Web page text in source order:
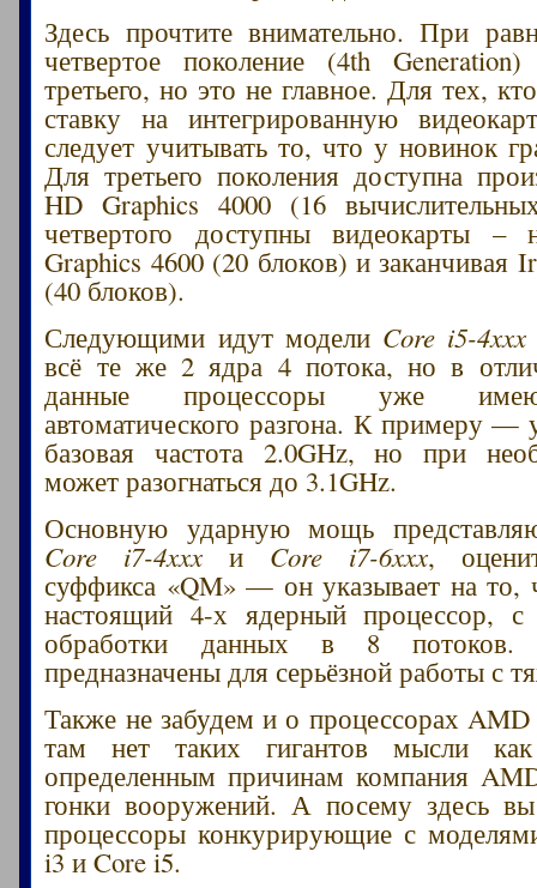
Здесь прочтите внимательно. При
четвертое поколение (4th
третьего, но это не главное. Для тех,
ставку на интегрированную
следует учитывать то, что у новинок
Для третьего поколения доступна
HD Graphics 4000 (16
четвертого доступны видеокарты –
Graphics 4600 (20 блоков) и заканчивая
(40 блоков).
Следующими идут модели Core i5-4xxx
всё те же 2 ядра 4 потока, но в
данные процессоры уже
автоматического разгона. К примеру —
базовая частота 2.0GHz, но при
может разогнаться до 3.1GHz.
Основную ударную мощь
Core i7-4xxx и Core i7-6xxx,
суффикса «QM» — он указывает на то,
настоящий 4-х ядерный процессор, с
обработки данных в 8
предназначены для серьёзной работы с
Также не забудем и о процессорах AMD
там нет таких гигантов мысли
определенным причинам компания
гонки вооружений. А посему здесь
процессоры конкурирующие с
i3 и Core i5.